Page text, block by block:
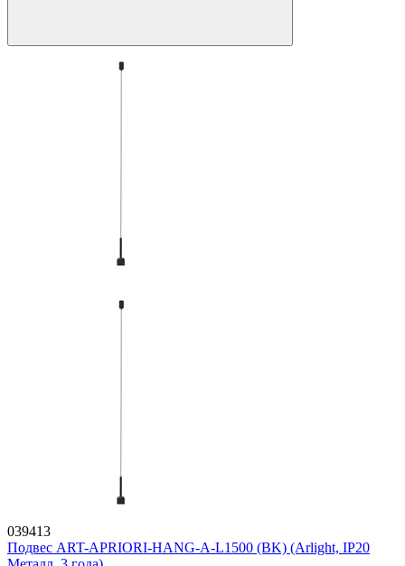
039413
Подвес ART-APRIORI-HANG-A-L1500 (BK) (Arlight, IP20